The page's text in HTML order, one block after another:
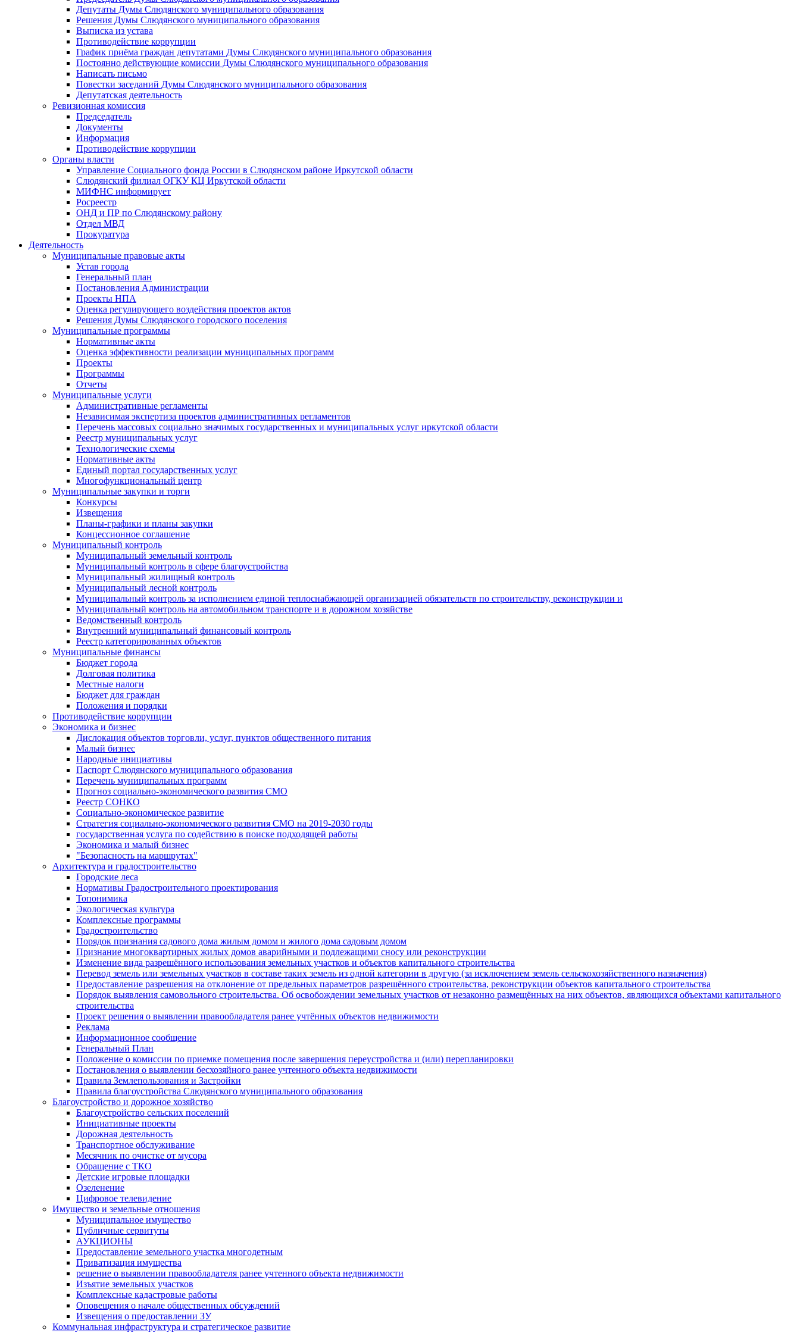
Депутаты Думы Слюдянского муниципального образования
Решения Думы Слюдянского муниципального образования
Выписка из устава
Противодействие коррупции
График приёма граждан депутатами Думы Слюдянского муниципального образования
Постоянно действующие комиссии Думы Слюдянского муниципального образования
Написать письмо
Повестки заседаний Думы Слюдянского муниципального образования
Депутатская деятельность
Ревизионная комиссия
Председатель
Документы
Информация
Противодействие коррупции
Органы власти
Управление Социального фонда России в Слюдянском районе Иркутской области
Слюдянский филиал ОГКУ КЦ Иркутской области
МИФНС информирует
Росреестр
ОНД и ПР по Слюдянскому району
Отдел МВД
Прокуратура
Деятельность
Муниципальные правовые акты
Устав города
Генеральный план
Постановления Администрации
Проекты НПА
Оценка регулирующего воздействия проектов актов
Решения Думы Слюдянского городского поселения
Муниципальные программы
Нормативные акты
Оценка эффективности реализации муниципальных программ
Проекты
Программы
Отчеты
Муниципальные услуги
Административные регламенты
Независимая экспертиза проектов административных регламентов
Перечень массовых социально значимых государственных и муниципальных услуг иркутской области
Реестр муниципальных услуг
Технологические схемы
Нормативные акты
Единый портал государственных услуг
Многофункциональный центр
Муниципальные закупки и торги
Конкурсы
Извещения
Планы-графики и планы закупки
Концессионное соглашение
Муниципальный контроль
Муниципальный земельный контроль
Муниципальный контроль в сфере благоустройства
Муниципальный жилищный контроль
Муниципальный лесной контроль
Муниципальный контроль за исполнением единой теплоснабжающей организацией обязательств по строительству, реконструкции и
Муниципальный контроль на автомобильном транспорте и в дорожном хозяйстве
Ведомственный контроль
Внутренний муниципальный финансовый контроль
Реестр категорированных объектов
Муниципальные финансы
Бюджет города
Долговая политика
Местные налоги
Бюджет для граждан
Положения и порядки
Противодействие коррупции
Экономика и бизнес
Дислокация объектов торговли, услуг, пунктов общественного питания
Малый бизнес
Народные инициативы
Паспорт Слюдянского муниципального образования
Перечень муниципальных программ
Прогноз социально-экономического развития СМО
Реестр СОНКО
Социально-экономическое развитие
Стратегия социально-экономического развития СМО на 2019-2030 годы
государственная услуга по содействию в поиске подходящей работы
Экономика и малый бизнес
"Безопасность на маршрутах"
Архитектура и градостроительство
Городские леса
Нормативы Градостроительного проектирования
Топонимика
Экологическая культура
Комплексные программы
Градостроительство
Порядок признания садового дома жилым домом и жилого дома садовым домом
Признание многоквартирных жилых домов аварийными и подлежащими сносу или реконструкции
Изменение вида разрешённого использования земельных участков и объектов капитального строительства
Перевод земель или земельных участков в составе таких земель из одной категории в другую (за исключением земель сельскохозяйственного назначения)
Предоставление разрешения на отклонение от предельных параметров разрешённого строительства, реконструкции объектов капитального строительства
Порядок выявления самовольного строительства. Об освобождении земельных участков от незаконно размещённых на них объектов, являющихся объектами капитального
строительства
Проект решения о выявлении правообладателя ранее учтённых объектов недвижимости
Реклама
Информационное сообщение
Генеральный План
Положение о комиссии по приемке помещения после завершения переустройства и (или) перепланировки
Постановления о выявлении бесхозяйного ранее учтенного объекта недвижимости
Правила Землепользования и Застройки
Правила благоустройства Слюдянского муниципального образования
Благоустройство и дорожное хозяйство
Благоустройство сельских поселений
Инициативные проекты
Дорожная деятельность
Транспортное обслуживание
Месячник по очистке от мусора
Обращение с ТКО
Детские игровые площадки
Озеленение
Цифровое телевидение
Имущество и земельные отношения
Муниципальное имущество
Публичные сервитуты
АУКЦИОНЫ
Предоставление земельного участка многодетным
Приватизация имущества
решение о выявлении правообладателя ранее учтенного объекта недвижимости
Изъятие земельных участков
Комплексные кадастровые работы
Оповещения о начале общественных обсуждений
Извещения о предоставлении ЗУ
Коммунальная инфраструктура и стратегическое развитие